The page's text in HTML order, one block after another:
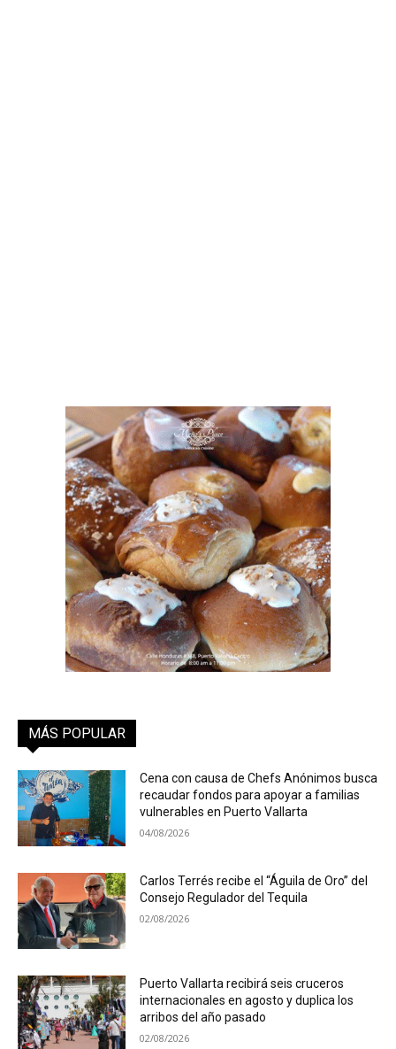
MÁS POPULAR
Cena con causa de Chefs Anónimos busca
recaudar fondos para apoyar a familias
vulnerables en Puerto Vallarta
04/08/2026
Carlos Terrés recibe el “Águila de Oro” del
Consejo Regulador del Tequila
02/08/2026
Puerto Vallarta recibirá seis cruceros
internacionales en agosto y duplica los
arribos del año pasado
02/08/2026